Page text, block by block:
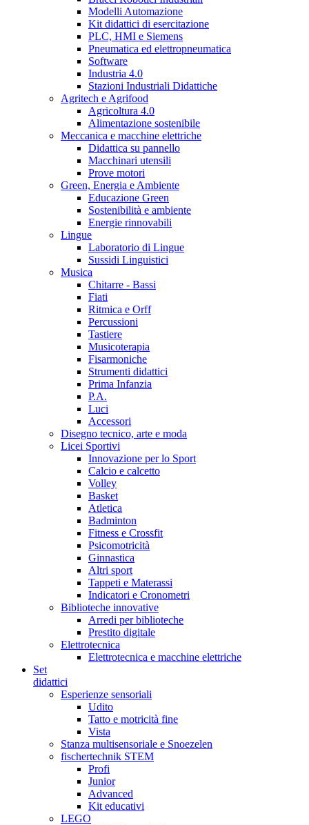
Modelli Automazione
Kit didattici di esercitazione
PLC, HMI e Siemens
Pneumatica ed elettropneumatica
Software
Industria 4.0
Stazioni Industriali Didattiche
Agritech e Agrifood
Agricoltura 4.0
Alimentazione sostenibile
Meccanica e macchine elettriche
Didattica su pannello
Macchinari utensili
Prove motori
Green, Energia e Ambiente
Educazione Green
Sostenibilità e ambiente
Energie rinnovabili
Lingue
Laboratorio di Lingue
Sussidi Linguistici
Musica
Chitarre - Bassi
Fiati
Ritmica e Orff
Percussioni
Tastiere
Musicoterapia
Fisarmoniche
Strumenti didattici
Prima Infanzia
P.A.
Luci
Accessori
Disegno tecnico, arte e moda
Licei Sportivi
Innovazione per lo Sport
Calcio e calcetto
Volley
Basket
Atletica
Badminton
Fitness e Crossfit
Psicomotricità
Ginnastica
Altri sport
Tappeti e Materassi
Indicatori e Cronometri
Biblioteche innovative
Arredi per biblioteche
Prestito digitale
Elettrotecnica
Elettrotecnica e macchine elettriche
Set
didattici
Esperienze sensoriali
Udito
Tatto e motricità fine
Vista
Stanza multisensoriale e Snoezelen
fischertechnik STEM
Profi
Junior
Advanced
Kit educativi
LEGO